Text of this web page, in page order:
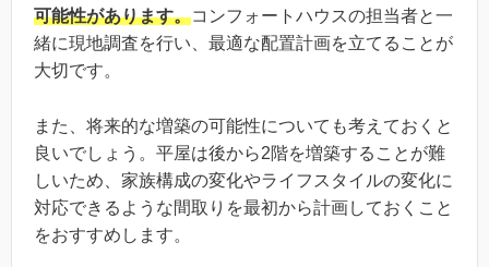
可能性があります。コンフォートハウスの担当者と一
緒に現地調査を行い、最適な配置計画を立てることが
大切です。
また、将来的な増築の可能性についても考えておくと
良いでしょう。平屋は後から2階を増築することが難
しいため、家族構成の変化やライフスタイルの変化に
対応できるような間取りを最初から計画しておくこと
をおすすめします。